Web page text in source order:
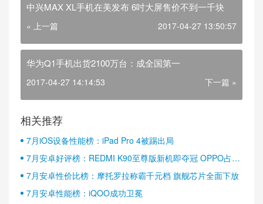
中兴MAX XL手机在美发布 6吋大屏售价不到一千块
« 上一篇 2017-04-27 13:50:57
华为Q1手机出货2100万台：成全国第一
2017-04-27 14:14:53 下一篇 »
相关推荐
7月iOS设备性能榜：iPad Pro 4被踢出局
7月安卓好评榜：REDMI K90至尊版新机即夺冠 OPPO占据
半壁江山
7月安卓性价比榜：摩托罗拉称霸千元档 旗舰芯片全面下放
7月安卓性能榜：iQOO成功卫冕